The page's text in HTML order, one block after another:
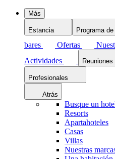
Más
Estancia Programa
bares
Ofertas
Actividades
Profesionales
Atrás
Busque un
Resorts
Apartahoteles
Casas
Villas
Nuestras